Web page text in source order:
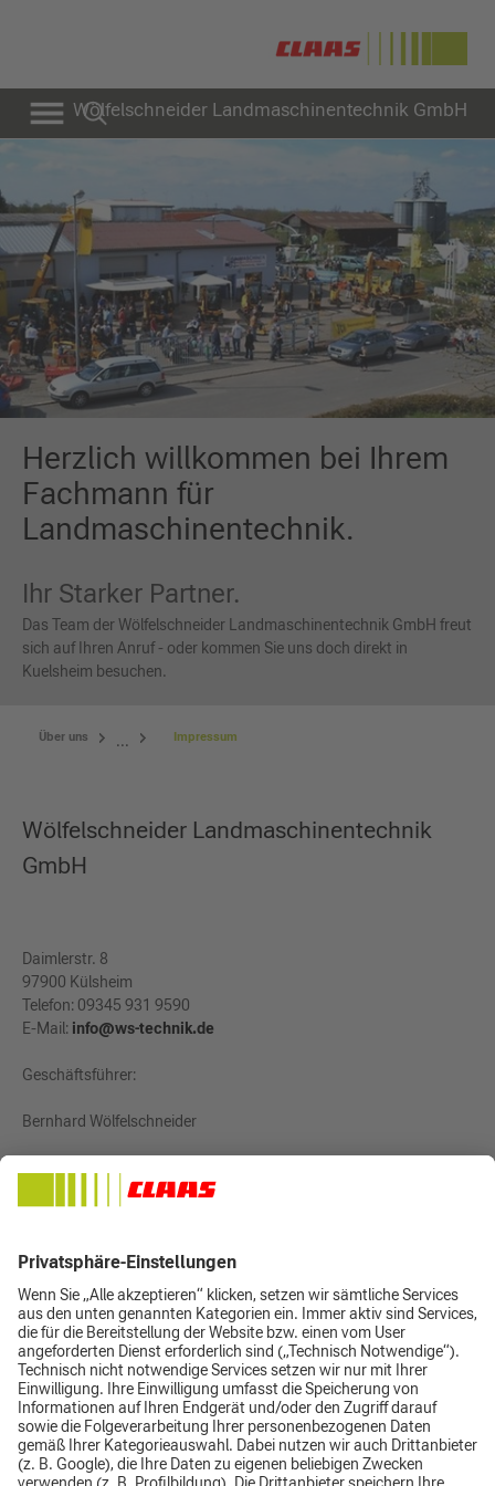
Wölfelschneider Landmaschinentechnik GmbH
Herzlich willkommen bei Ihrem
Fachmann für
Landmaschinentechnik.
Ihr Starker Partner.
Das Team der Wölfelschneider Landmaschinentechnik GmbH freut
sich auf Ihren Anruf - oder kommen Sie uns doch direkt in
Kuelsheim besuchen.
Über uns ... Impressum
Wölfelschneider Landmaschinentechnik
GmbH
Daimlerstr. 8
97900 Külsheim
Telefon: 09345 931 9590
E-Mail: info@ws-technik.de
Geschäftsführer:
Bernhard Wölfelschneider
Umsatzsteuer-Identifikationsnummer gemäß § 27 a
Umsatzsteuergesetz: 8028831342